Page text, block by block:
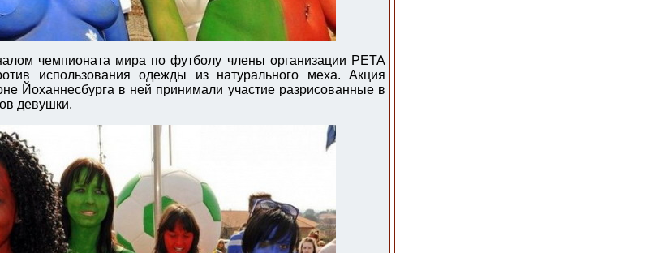
чемпионата мира по футболу члены организации PETA
использования одежды из натурального меха. Акция
Йоханнесбурга в ней принимали участие разрисованные в
девушки.